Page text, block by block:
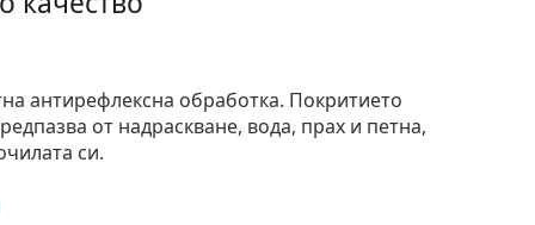
антирефлексна обработка. Покритието
от надраскване, вода, прах и петна,
си.